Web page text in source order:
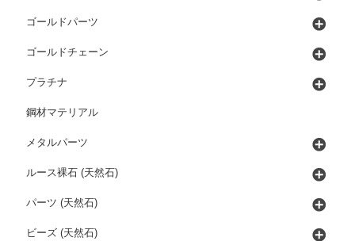
ゴールドパーツ
ゴールドチェーン
プラチナ
鋼材マテリアル
メタルパーツ
ルース裸石 (天然石)
パーツ (天然石)
ビーズ (天然石)